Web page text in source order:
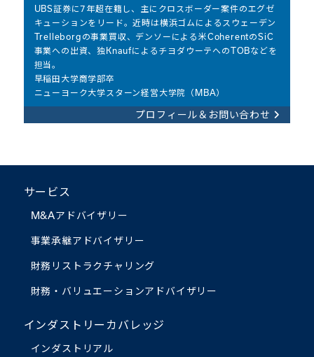
UBS証券に7年超在籍し、主にクロスボーダー案件のエグゼ
キューションをリード。近時は横浜ゴムによるスウェーデン
Trelleborgの事業買収、デンソーによる米CoherentのSiC
事業への出資、独KnaufによるチヨダウーテへのTOBなどを
担当。
早稲田大学商学部卒
ニューヨーク大学スターン経営大学院（MBA）
プロフィール＆お問い合わせ
サービス
M&Aアドバイザリー
事業承継アドバイザリー
財務リストラクチャリング
財務・バリュエーションアドバイザリー
インダストリーカバレッジ
インダストリアル